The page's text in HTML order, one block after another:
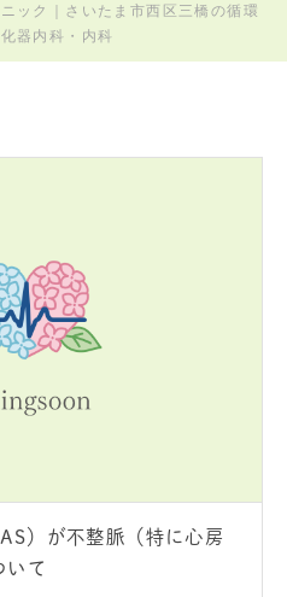
ック｜さいたま市西区三橋の循環
器内科・内科
）が不整脈（特に心房
いて